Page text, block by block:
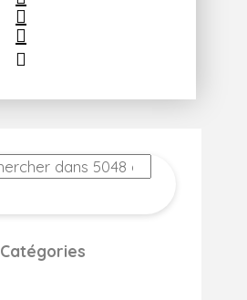
Catégories